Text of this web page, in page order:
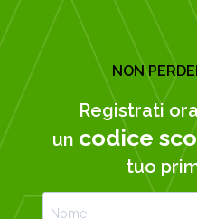
NON
Registrati
un codice
tuo